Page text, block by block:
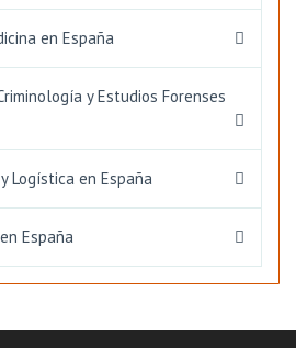
en España
y Estudios Forenses
Logística en España
España